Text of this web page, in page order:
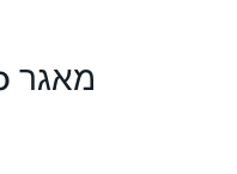
מאגר Spitball.co